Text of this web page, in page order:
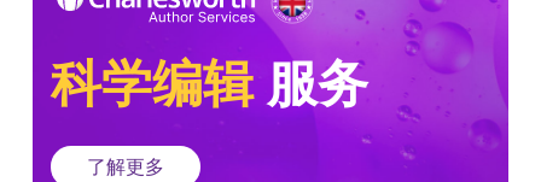
科学编辑服务
了解更多